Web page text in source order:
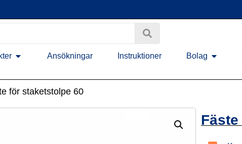
Ansökningar Instruktioner Bolag
för staketstolpe 60